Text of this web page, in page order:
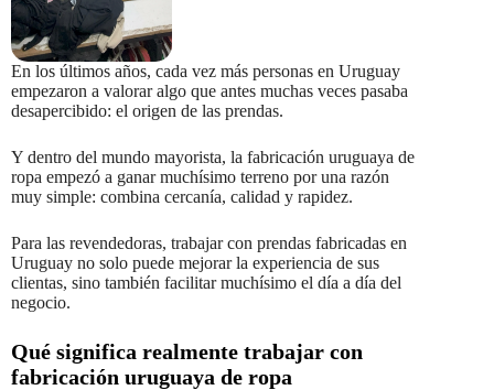
En los últimos años, cada vez más personas en Uruguay
empezaron a valorar algo que antes muchas veces pasaba
desapercibido: el origen de las prendas.
Y dentro del mundo mayorista, la fabricación uruguaya de
ropa empezó a ganar muchísimo terreno por una razón
muy simple: combina cercanía, calidad y rapidez.
Para las revendedoras, trabajar con prendas fabricadas en
Uruguay no solo puede mejorar la experiencia de sus
clientas, sino también facilitar muchísimo el día a día del
negocio.
Qué significa realmente trabajar con
fabricación uruguaya de ropa